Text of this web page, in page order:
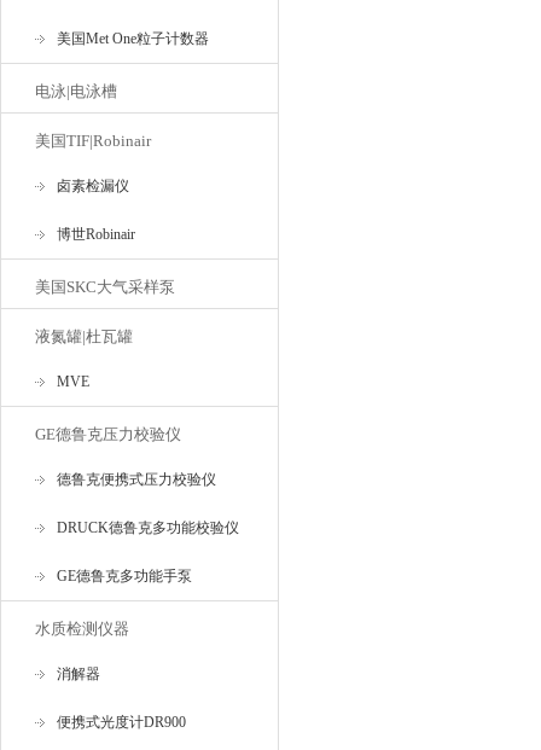
美国Met One粒子计数器
电泳|电泳槽
美国TIF|Robinair
卤素检漏仪
博世Robinair
美国SKC大气采样泵
液氮罐|杜瓦罐
MVE
GE德鲁克压力校验仪
德鲁克便携式压力校验仪
DRUCK德鲁克多功能校验仪
GE德鲁克多功能手泵
水质检测仪器
消解器
便携式光度计DR900